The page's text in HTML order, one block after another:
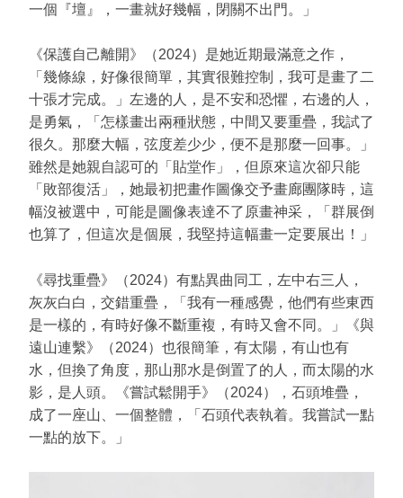
一個『壇』，一畫就好幾幅，閉關不出門。」
《保護自己離開》（2024）是她近期最滿意之作，
「幾條線，好像很簡單，其實很難控制，我可是畫了二
十張才完成。」左邊的人，是不安和恐懼，右邊的人，
是勇氣，「怎樣畫出兩種狀態，中間又要重疊，我試了
很久。那麼大幅，弦度差少少，便不是那麼一回事。」
雖然是她親自認可的「貼堂作」，但原來這次卻只能
「敗部復活」，她最初把畫作圖像交予畫廊團隊時，這
幅沒被選中，可能是圖像表達不了原畫神采，「群展倒
也算了，但這次是個展，我堅持這幅畫一定要展出！」
《尋找重疊》（2024）有點異曲同工，左中右三人，
灰灰白白，交錯重疊，「我有一種感覺，他們有些東西
是一樣的，有時好像不斷重複，有時又會不同。」《與
遠山連繫》（2024）也很簡筆，有太陽，有山也有
水，但換了角度，那山那水是倒置了的人，而太陽的水
影，是人頭。《嘗試鬆開手》（2024），石頭堆疊，
成了一座山、一個整體，「石頭代表執着。我嘗試一點
一點的放下。」